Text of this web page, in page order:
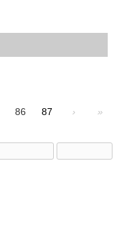
86 87 › »